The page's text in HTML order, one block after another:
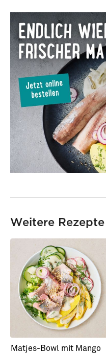
87584
Cocktailgarnelen · Ohne
Schale · Gekocht
Weitere Rezepte
Matjes-Bowl mit Mango